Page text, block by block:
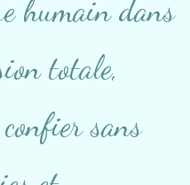
humain dans
totale,
sans